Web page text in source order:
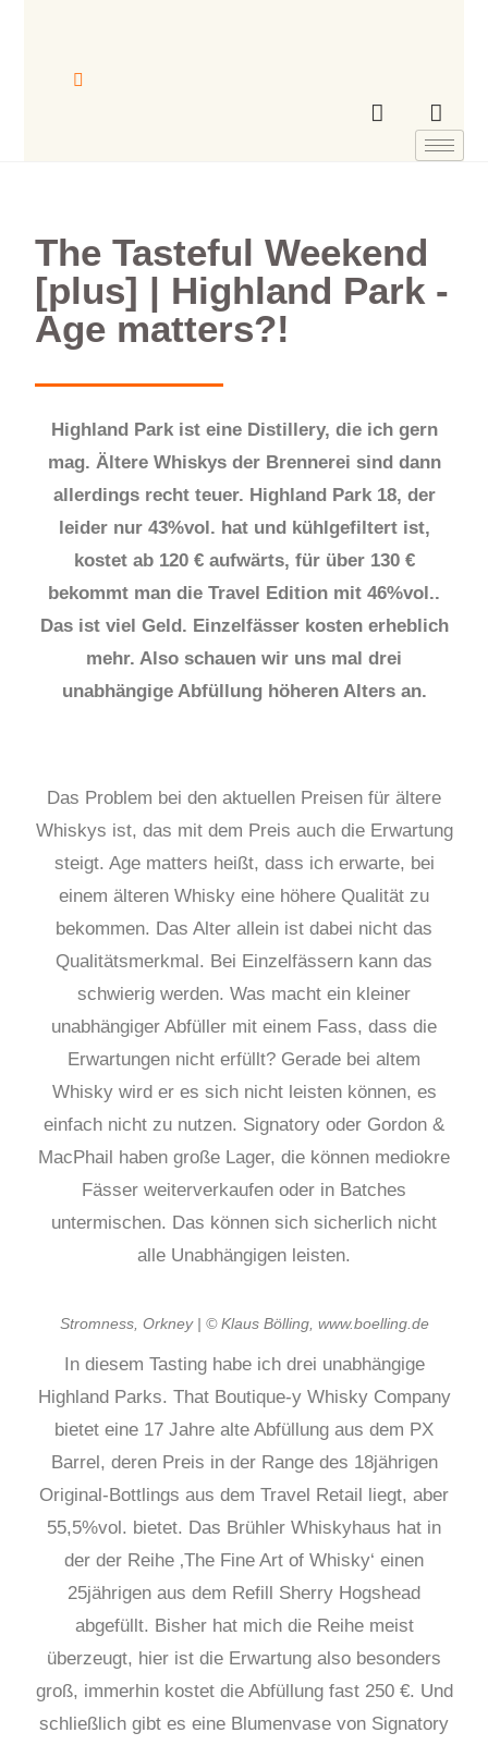
The Tasteful Weekend
[plus] | Highland Park -
Age matters?!
Highland Park ist eine Distillery, die ich gern
mag. Ältere Whiskys der Brennerei sind dann
allerdings recht teuer. Highland Park 18, der
leider nur 43%vol. hat und kühlgefiltert ist,
kostet ab 120 € aufwärts, für über 130 €
bekommt man die Travel Edition mit 46%vol..
Das ist viel Geld. Einzelfässer kosten erheblich
mehr. Also schauen wir uns mal drei
unabhängige Abfüllung höheren Alters an.
Das Problem bei den aktuellen Preisen für ältere
Whiskys ist, das mit dem Preis auch die Erwartung
steigt. Age matters heißt, dass ich erwarte, bei
einem älteren Whisky eine höhere Qualität zu
bekommen. Das Alter allein ist dabei nicht das
Qualitätsmerkmal. Bei Einzelfässern kann das
schwierig werden. Was macht ein kleiner
unabhängiger Abfüller mit einem Fass, dass die
Erwartungen nicht erfüllt? Gerade bei altem
Whisky wird er es sich nicht leisten können, es
einfach nicht zu nutzen. Signatory oder Gordon &
MacPhail haben große Lager, die können mediokre
Fässer weiterverkaufen oder in Batches
untermischen. Das können sich sicherlich nicht
alle Unabhängigen leisten.
Stromness, Orkney | © Klaus Bölling, www.boelling.de
In diesem Tasting habe ich drei unabhängige
Highland Parks. That Boutique-y Whisky Company
bietet eine 17 Jahre alte Abfüllung aus dem PX
Barrel, deren Preis in der Range des 18jährigen
Original-Bottlings aus dem Travel Retail liegt, aber
55,5%vol. bietet. Das Brühler Whiskyhaus hat in
der der Reihe ‚The Fine Art of Whisky‘ einen
25jährigen aus dem Refill Sherry Hogshead
abgefüllt. Bisher hat mich die Reihe meist
überzeugt, hier ist die Erwartung also besonders
groß, immerhin kostet die Abfüllung fast 250 €. Und
schließlich gibt es eine Blumenvase von Signatory